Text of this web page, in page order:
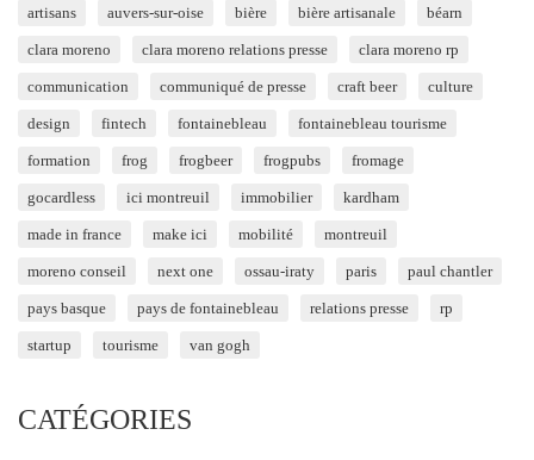
artisans auvers-sur-oise bière bière artisanale béarn
clara moreno clara moreno relations presse clara moreno rp
communication communiqué de presse craft beer culture
design fintech fontainebleau fontainebleau tourisme
formation frog frogbeer frogpubs fromage
gocardless ici montreuil immobilier kardham
made in france make ici mobilité montreuil
moreno conseil next one ossau-iraty paris paul chantler
pays basque pays de fontainebleau relations presse rp
startup tourisme van gogh
CATÉGORIES